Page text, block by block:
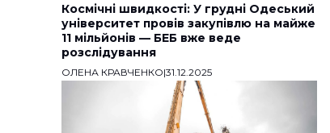
Космічні швидкості: У грудні Одеський
університет провів закупівлю на майже
11 мільйонів — БЕБ вже веде
розслідування
ОЛЕНА КРАВЧЕНКО|31.12.2025